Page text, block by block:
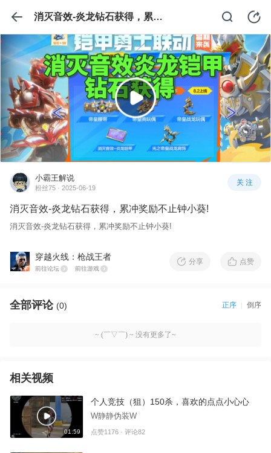
消灭音效-炎龙钻石获得，累冲奖励不止钟小葵!
小霸王解说
粉丝75 · 2025-06-19
关 注
消灭音效-炎龙钻石获得，累冲奖励不止钟小葵!
消灭音效-炎龙钻石获得，累冲奖励不止钟小葵!
穿越火线：枪战王者
前往论坛 前往游戏
分享 点赞
全部评论 (0) 正序 倒序
~ (￣▽￣) ~ 没有更多了~
相关视频
01:59
个人竞技（狙）150杀，喜欢的点点小心心
W静静伪装W
点赞1176 · 评论82